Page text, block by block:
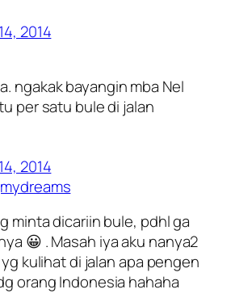
2014
ngakakbayangin mba Nel
per satu bule di jalan
2014
minta dicariin bule, pdhl ga
😀 . Masah iya aku nanya2
kulihat di jalan apa pengen
orang Indonesia hahaha